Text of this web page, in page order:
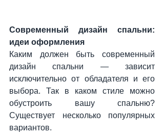
Современный дизайн спальни:
идеи оформления
Каким должен быть современный
дизайн спальни — зависит
исключительно от обладателя и его
выбора. Так в каком стиле можно
обустроить вашу спальню?
Существует несколько популярных
вариантов.